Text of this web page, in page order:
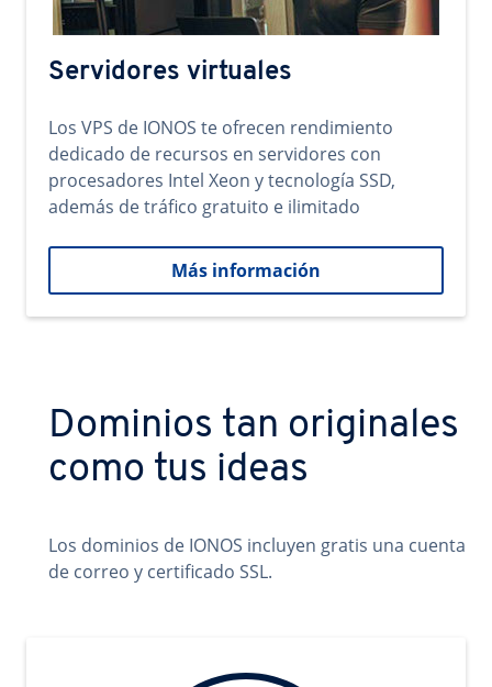
Servidores virtuales
Los VPS de IONOS te ofrecen rendimiento
dedicado de recursos en servidores con
procesadores Intel Xeon y tecnología SSD,
además de tráfico gratuito e ilimitado
Más información
Dominios tan originales
como tus ideas
Los dominios de IONOS incluyen gratis una cuenta
de correo y certificado SSL.